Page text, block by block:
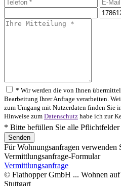
* Wir werden die von Ihnen
Bearbeitung Ihrer Anfrage verarbeiten.
zum Umgang mit Nutzerdaten finden Sie
Hinweise zum Datenschutz habe ich zur
* Bitte befüllen Sie alle Pflichtfelder
Für Wohnungsanfragen verwenden
Vermittlungsanfrage-Formular
Vermittlungsanfrage
© Flathopper GmbH ... Wohnen
Stuttgart